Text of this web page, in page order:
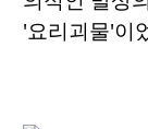
'요리괴물'이